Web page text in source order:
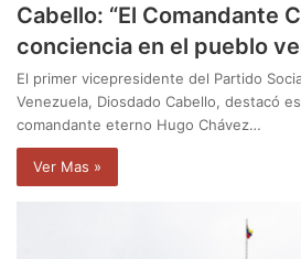
Cabello: “El Comandante
conciencia en el pueblo
El primer vicepresidente del Partido
Venezuela, Diosdado Cabello, destacó
comandante eterno Hugo Chávez…
Ver Mas »